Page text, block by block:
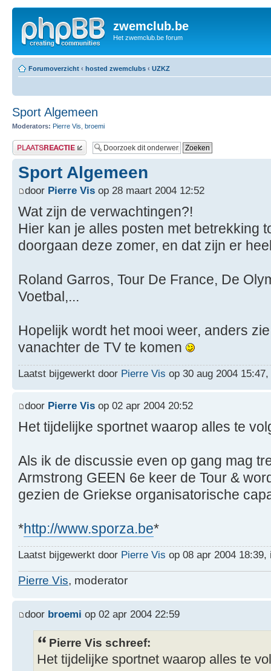
zwemclub.be
Het zwemclub.be forum
Forumoverzicht ‹ hosted zwemclubs ‹ UZKZ
Sport Algemeen
Moderators: Pierre Vis broemi
Plaats een reactie
Sport Algemeen
door Pierre Vis op 28 maart 2004 12:52
Wat zijn de verwachtingen?!
Hier kan je alles posten met betrekking
doorgaan deze zomer, en dat zijn er
Roland Garros, Tour De France, De
Voetbal,...
Hopelijk wordt het mooi weer, anders
vanachter de TV te komen
Laatst bijgewerkt door Pierre Vis op 30 aug 2004
door Pierre Vis op 02 apr 2004 20:52
Het tijdelijke sportnet waarop alles te
Als ik de discussie even op gang mag
Armstrong GEEN 6e keer de Tour &
gezien de Griekse organisatorische
*http://www.sporza.be*
Laatst bijgewerkt door Pierre Vis op 08 apr 2004
Pierre Vis, moderator
door broemi op 02 apr 2004 22:59
Pierre Vis schreef:
Het tijdelijke sportnet waarop alles te